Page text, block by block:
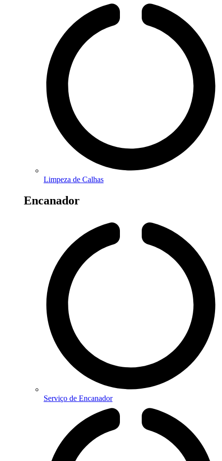
Limpeza de Calhas
Encanador
Serviço de Encanador